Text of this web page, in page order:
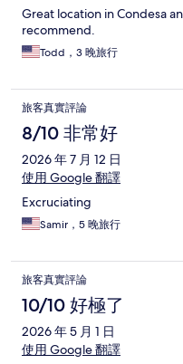
Great location in Condesa
recommend.
Todd，3 晚旅行
旅客真實評論
8/10 非常好
2026 年 7 月 12 日
使用 Google 翻譯
Excruciating
Samir，5 晚旅行
旅客真實評論
10/10 好極了
2026 年 5 月 1 日
使用 Google 翻譯